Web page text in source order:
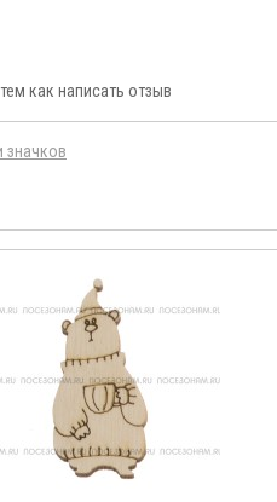
как написать отзыв
значков